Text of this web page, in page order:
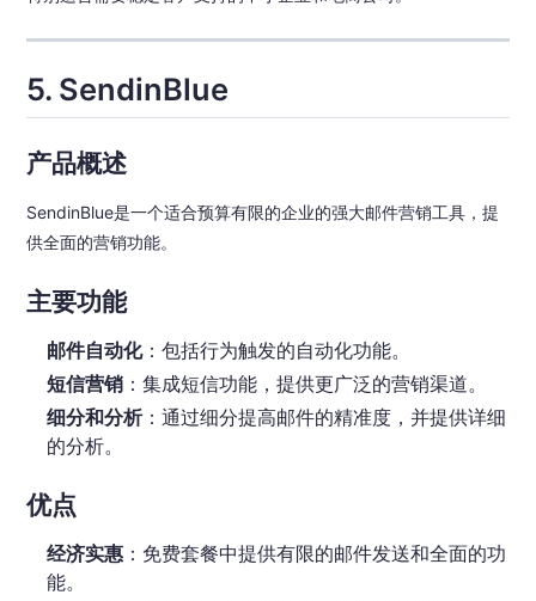
5. SendinBlue
产品概述
SendinBlue是一个适合预算有限的企业的强大邮件营销工具，提
供全面的营销功能。
主要功能
邮件自动化：包括行为触发的自动化功能。
短信营销：集成短信功能，提供更广泛的营销渠道。
细分和分析：通过细分提高邮件的精准度，并提供详细
的分析。
优点
经济实惠：免费套餐中提供有限的邮件发送和全面的功
能。